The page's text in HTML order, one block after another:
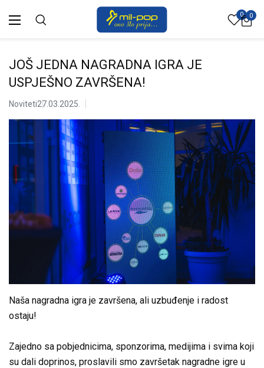
0 0
JOŠ JEDNA NAGRADNA IGRA JE
USPJEŠNO ZAVRŠENA!
Noviteti27.03.2025.
Naša nagradna igra je završena, ali uzbuđenje i radost
ostaju!
Zajedno sa pobjednicima, sponzorima, medijima i svima koji
su dali doprinos, proslavili smo završetak nagradne igre u